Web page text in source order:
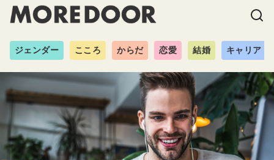
ジェンダー こころ からだ 恋愛 結婚 キャリア